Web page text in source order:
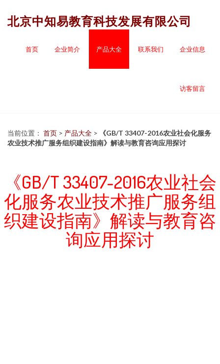
北京中知易教育科技发展有限公司
首页 企业简介 产品大全 联系我们 企业信息
访客留言
当前位置： 首页 > 产品大全 >
《GB/T 33407-2016农业社会化服务
农业技术推广服务组织建设指南》解读与教育咨询应用探讨
《GB/T 33407-2016农业社会
化服务农业技术推广服务组
织建设指南》解读与教育咨
询应用探讨